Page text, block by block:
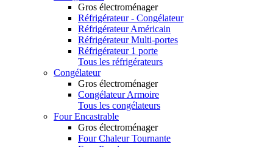
Gros électroménager
Réfrigérateur - Congélateur
Réfrigérateur Américain
Réfrigérateur Multi-portes
Réfrigérateur 1 porte
Tous les réfrigérateurs
Congélateur
Gros électroménager
Congélateur Armoire
Tous les congélateurs
Four Encastrable
Gros électroménager
Four Chaleur Tournante